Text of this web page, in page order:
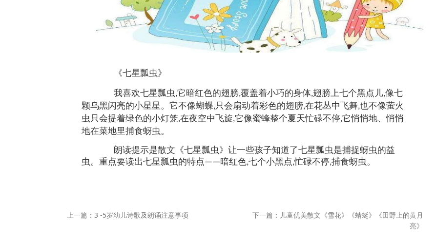
《七星瓢虫 》
我喜欢七星瓢虫,它暗红色的翅膀,覆盖着小巧的身体,翅膀上七个黑点儿,像七
颗乌黑闪亮的小星星。它不像蝴蝶,只会扇动着彩色的翅膀,在花丛中飞舞,也不像萤火
虫只会提着绿色的小灯笼,在夜空中飞旋,它像蜜蜂整个夏天忙碌不停,它悄悄地、悄悄
地在菜地里捕食蚜虫。
朗读提示是散文《七星瓢虫》让一些孩子知道了七星瓢虫是捕捉蚜虫的益
虫。重点要读出七星瓢虫的特点——暗红色,七个小黑点,忙碌不停,捕食蚜虫。
上一篇：3 -5岁幼儿诗歌及朗诵注意事项
下一篇：儿童优美散文《雪花》《蜻蜓》《田野上的黄月
亮》